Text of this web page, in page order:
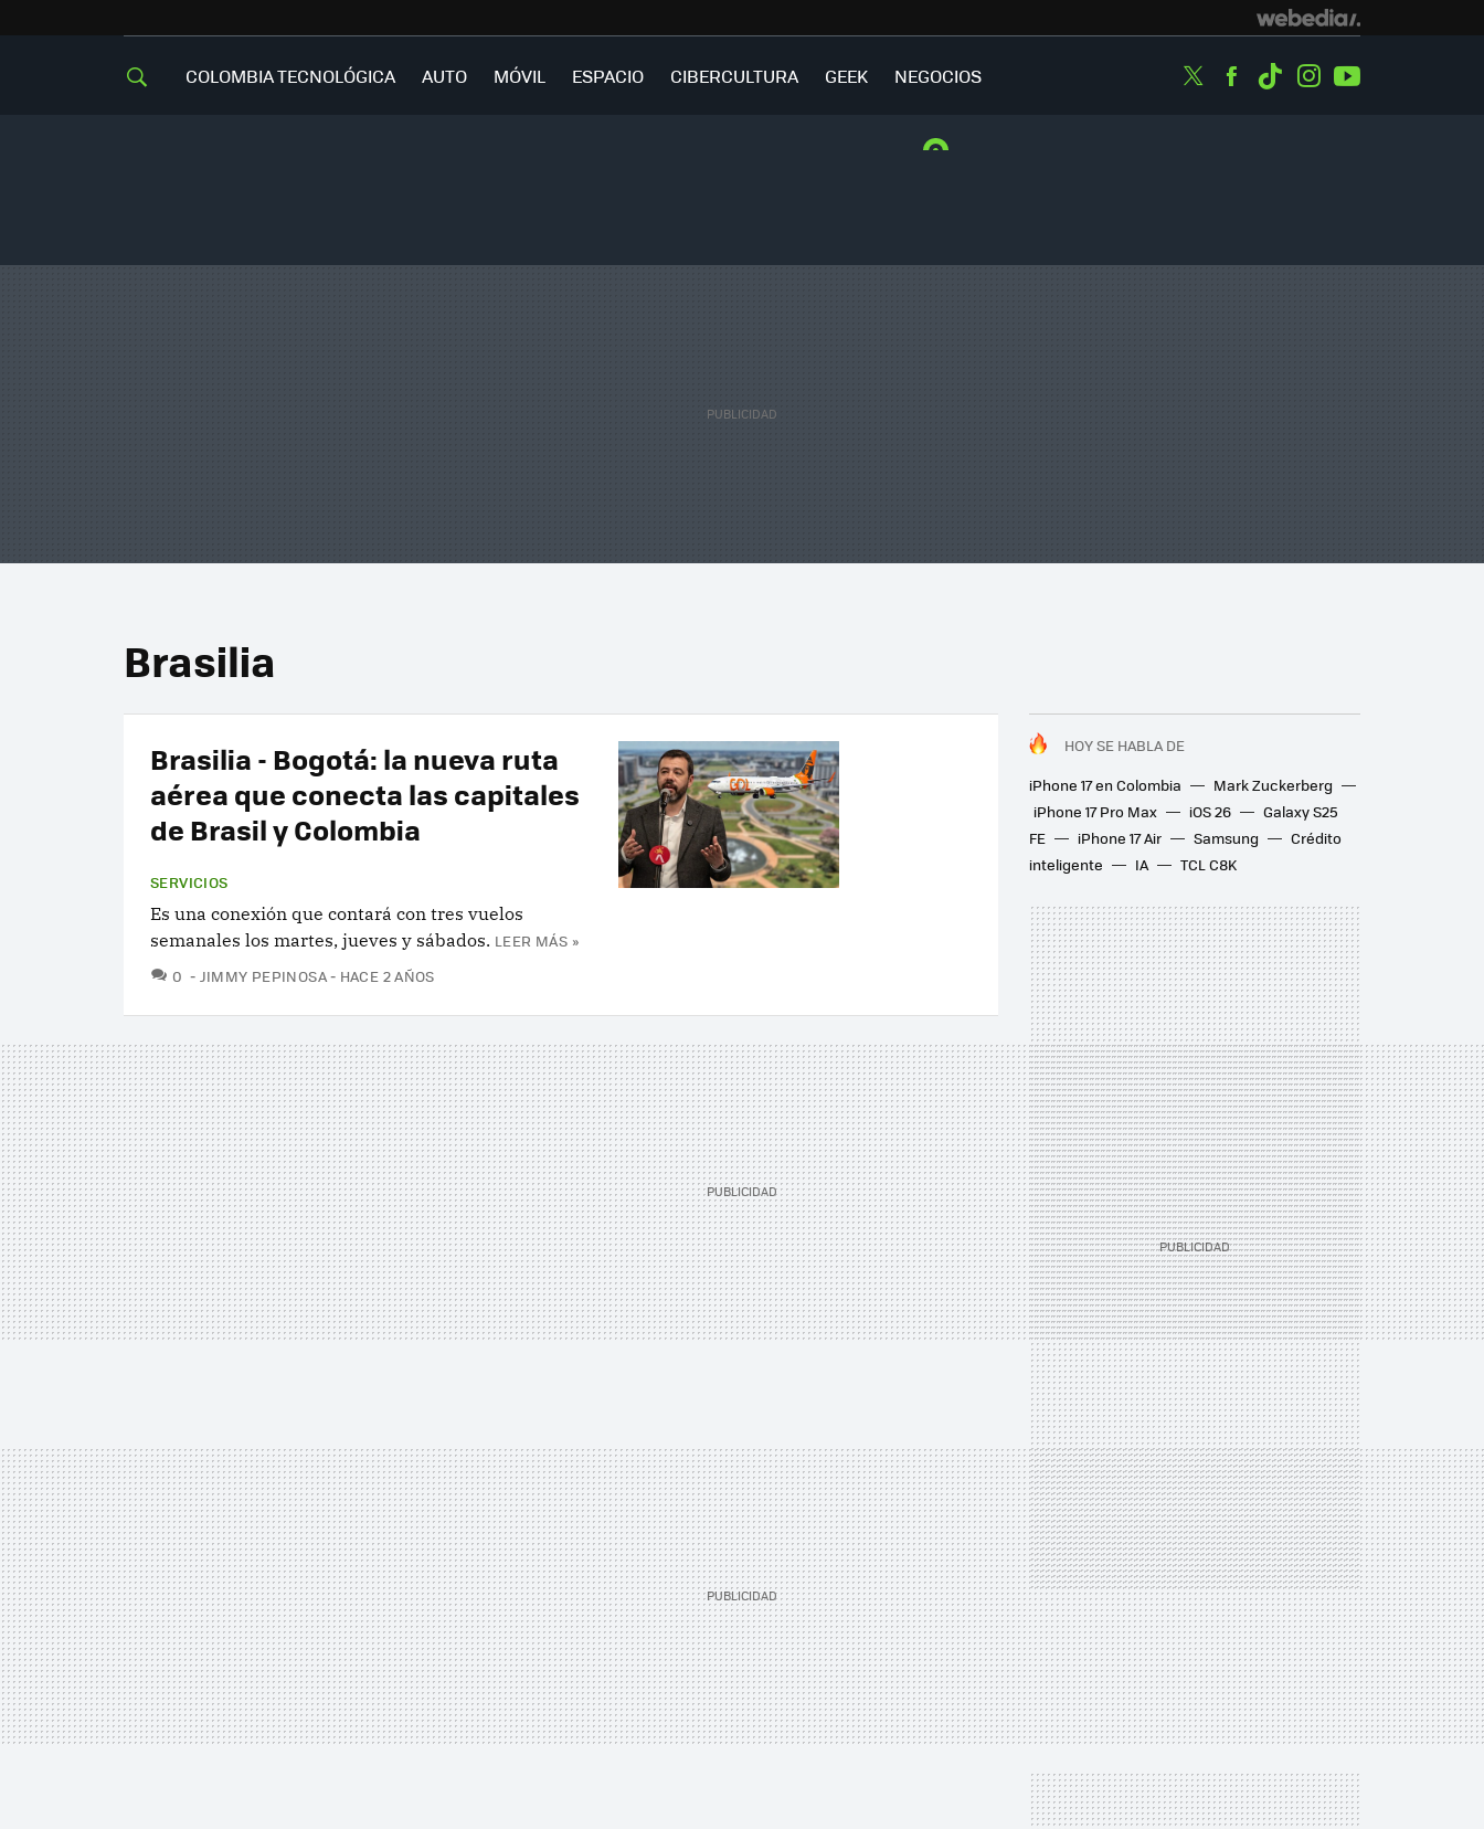
COLOMBIA TECNOLÓGICA AUTO MÓVIL ESPACIO CIBERCULTURA GEEK NEGOCIOS TwitterFacebook
TiktokInstagram
Brasilia
HOY SE HABLA DE
iPhone 17 en Colombia
Mark Zuckerberg
iPhone 17 Pro Max
iOS 26
Galaxy S25
FE
iPhone 17 Air Samsung
Crédito
inteligente
IA TCL C8K
Brasilia - Bogotá: la nueva ruta
aérea que conecta las capitales
de Brasil y Colombia
SERVICIOS
Es una conexión que contará con tres vuelos
semanales los martes, jueves y sábados. LEER MÁS »
0 COMENTARIOS
JIMMY PEPINOSA HACE 2 AÑOS